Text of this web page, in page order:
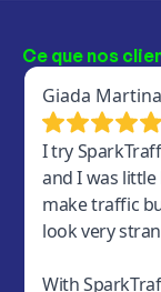
Ce que nos